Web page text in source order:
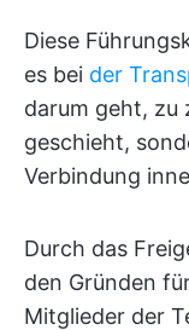
Diese
es bei der
darum geht, zu
geschieht,
Verbindung
Durch das
den Gründen
Mitglieder der